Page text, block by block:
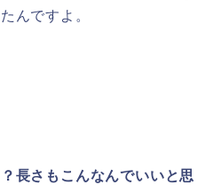
んですよ。
長さもこんなんでいいと思